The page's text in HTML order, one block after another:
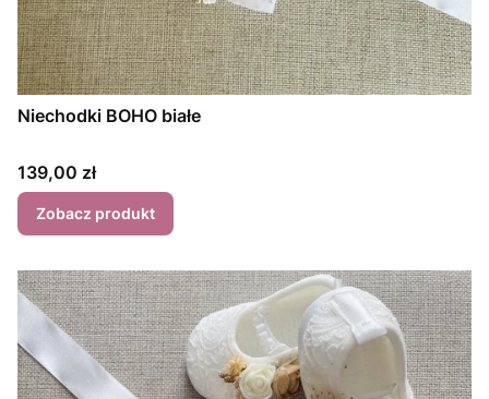
Niechodki BOHO białe
Cena
139,00 zł
Zobacz produkt